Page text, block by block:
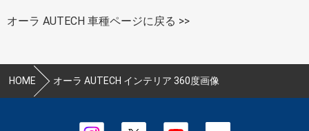
オーラ AUTECH 車種ページに戻る >>
HOME オーラ AUTECH インテリア 360度画像